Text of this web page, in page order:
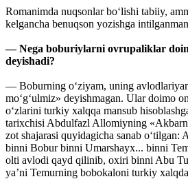
Romanimda nuqsonlar bo‘lishi tabiiy,
kelgancha benuqson yozishga
— Nega boburiylarni ovrupaliklar
deyishadi?
— Boburning o‘ziyam, uning
mo‘g‘ulmiz» deyishmagan. Ular doimo
o‘zlarini turkiy xalqqa mansub
tarixchisi Abdulfazl Allomiyning
zot shajarasi quyidagicha sanab
binni Bobur binni Umarshayx... binni
olti avlodi qayd qilinib, oxiri binni Abu
ya’ni Temurning bobokaloni turkiy